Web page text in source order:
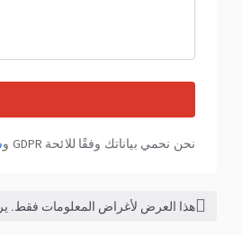
نحن نحمي بياناتك وفقًا للائحة GDPR و
هذا العرض لأغراض المعلومات فقط.